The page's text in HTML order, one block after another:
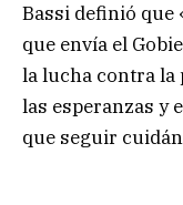
Bassi definió que
que envía el
la lucha contra la
las esperanzas y
que seguir